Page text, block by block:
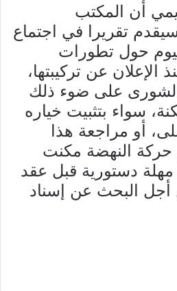
أن المكتب
تقريرا في اجتماع
حول تطورات
عن تركيبتها،
على ضوء ذلك
سواء بتثبيت خياره
أو مراجعة هذا
حركة النهضة مكنت
دستورية قبل عقد
أجل البحث عن إسناد